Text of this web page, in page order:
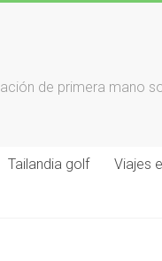
de primera mano
Tailandia golf Viajes